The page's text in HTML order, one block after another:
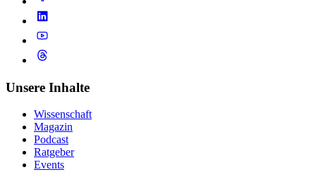
Unsere Inhalte
Wissenschaft
Magazin
Podcast
Ratgeber
Events